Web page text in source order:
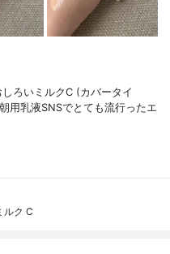
ろいミルクC (カバータイ
用乳液SNSでとても流行ったエ
ルク C